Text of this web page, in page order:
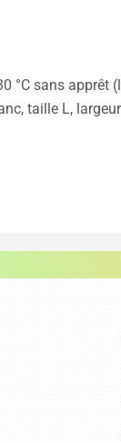
°C sans apprêt
taille L,